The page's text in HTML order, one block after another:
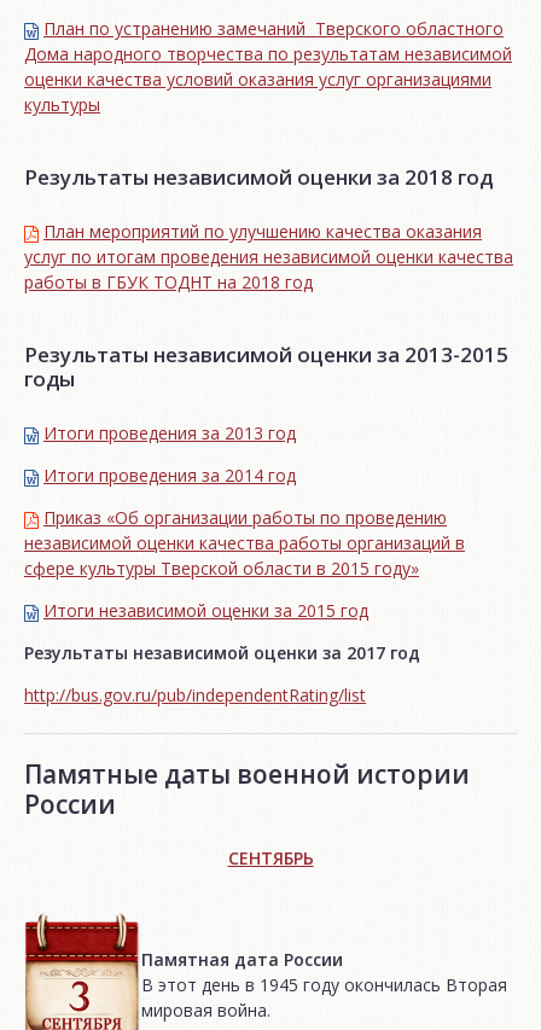
План по устранению замечаний Тверского областного
Дома народного творчества по результатам независимой
оценки качества условий оказания услуг организациями
культуры
Результаты независимой оценки за 2018 год
План мероприятий по улучшению качества оказания
услуг по итогам проведения независимой оценки качества
работы в ГБУК ТОДНТ на 2018 год
Результаты независимой оценки за 2013-2015
годы
Итоги проведения за 2013 год
Итоги проведения за 2014 год
Приказ «Об организации работы по проведению
независимой оценки качества работы организаций в
сфере культуры Тверской области в 2015 году»
Итоги независимой oценки за 2015 год
Результаты независимой оценки за 2017 год
http://bus.gov.ru/pub/independentRating/list
Памятные даты военной истории
России
СЕНТЯБРЬ
Памятная дата России
В этот день в 1945 году окончилась Вторая
мировая война.